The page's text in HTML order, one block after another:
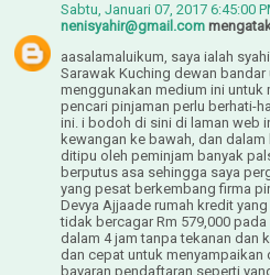
Sabtu, Januari 07, 2017 6:45:00
nenisyahir@gmail.com
aasalamaluikum, saya ialah
Sarawak Kuching dewan bandar
menggunakan medium ini untuk
pencari pinjaman perlu berhati-
ini. i bodoh di sini di laman web
kewangan ke bawah, dan
ditipu oleh peminjam banyak
berputus asa sehingga saya
yang pesat berkembang firma
Devya Ajjaade rumah kredit
tidak bercagar Rm 579,000
dalam 4 jam tanpa tekanan dan
dan cepat untuk
bayaran pendaftaran seperti